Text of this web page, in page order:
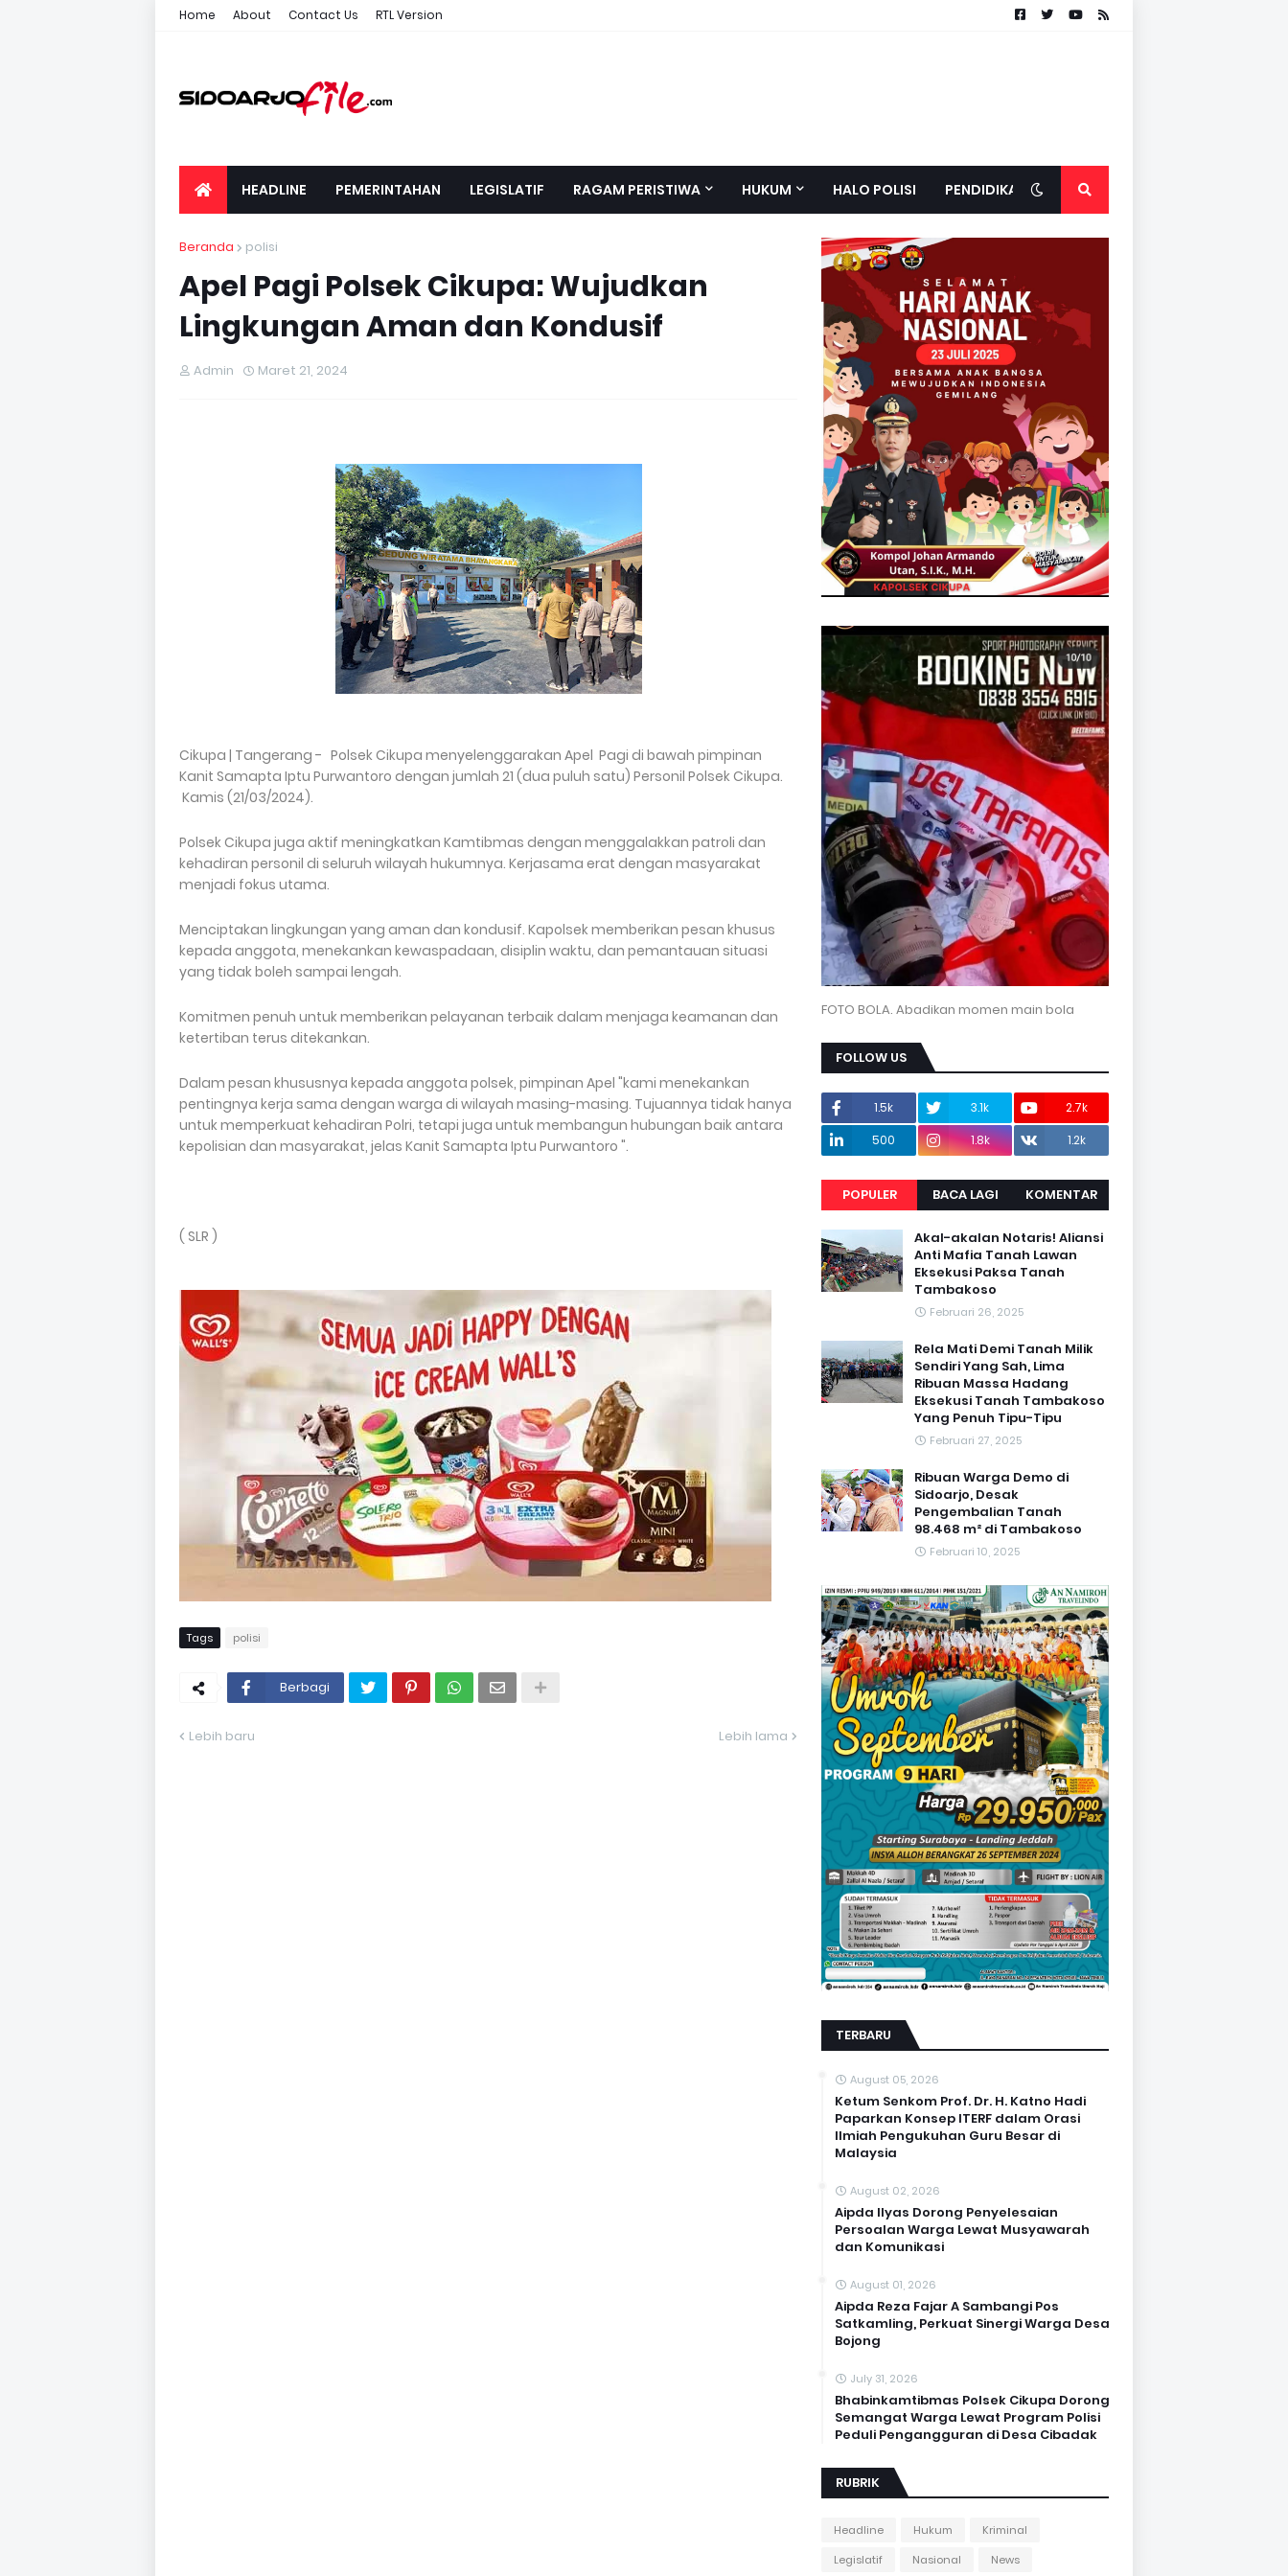
Home About Contact Us RTL Version
HEADLINE PEMERINTAHAN LEGISLATIF RAGAM PERISTIWA HUKUM HALO POLISI PENDIDIKAN
Beranda polisi
Apel Pagi Polsek Cikupa: Wujudkan
Lingkungan Aman dan Kondusif
Admin Maret 21, 2024
Cikupa | Tangerang - Polsek Cikupa menyelenggarakan Apel Pagi di bawah pimpinan
Kanit Samapta Iptu Purwantoro dengan jumlah 21 (dua puluh satu) Personil Polsek Cikupa.
Kamis (21/03/2024).
Polsek Cikupa juga aktif meningkatkan Kamtibmas dengan menggalakkan patroli dan
kehadiran personil di seluruh wilayah hukumnya. Kerjasama erat dengan masyarakat
menjadi fokus utama.
Menciptakan lingkungan yang aman dan kondusif. Kapolsek memberikan pesan khusus
kepada anggota, menekankan kewaspadaan, disiplin waktu, dan pemantauan situasi
yang tidak boleh sampai lengah.
Komitmen penuh untuk memberikan pelayanan terbaik dalam menjaga keamanan dan
ketertiban terus ditekankan.
Dalam pesan khususnya kepada anggota polsek, pimpinan Apel "kami menekankan
pentingnya kerja sama dengan warga di wilayah masing-masing. Tujuannya tidak hanya
untuk memperkuat kehadiran Polri, tetapi juga untuk membangun hubungan baik antara
kepolisian dan masyarakat, jelas Kanit Samapta Iptu Purwantoro ".
( SLR )
Tags polisi
Berbagi
Lebih baru Lebih lama
FOTO BOLA. Abadikan momen main bola
FOLLOW US
1.5k 3.1k
2.7k
500
1.8k 1.2k
POPULER BACA LAGI KOMENTAR
Akal-akalan Notaris! Aliansi
Anti Mafia Tanah Lawan
Eksekusi Paksa Tanah
Tambakoso
Februari 26, 2025
Rela Mati Demi Tanah Milik
Sendiri Yang Sah, Lima
Ribuan Massa Hadang
Eksekusi Tanah Tambakoso
Yang Penuh Tipu-Tipu
Februari 27, 2025
Ribuan Warga Demo di
Sidoarjo, Desak
Pengembalian Tanah
98.468 m² di Tambakoso
Februari 10, 2025
TERBARU
August 05, 2026
Ketum Senkom Prof. Dr. H. Katno Hadi
Paparkan Konsep ITERF dalam Orasi
Ilmiah Pengukuhan Guru Besar di
Malaysia
August 02, 2026
Aipda Ilyas Dorong Penyelesaian
Persoalan Warga Lewat Musyawarah
dan Komunikasi
August 01, 2026
Aipda Reza Fajar A Sambangi Pos
Satkamling, Perkuat Sinergi Warga Desa
Bojong
July 31, 2026
Bhabinkamtibmas Polsek Cikupa Dorong
Semangat Warga Lewat Program Polisi
Peduli Pengangguran di Desa Cibadak
RUBRIK
Headline Hukum
Kriminal
Legislatif
Nasional News